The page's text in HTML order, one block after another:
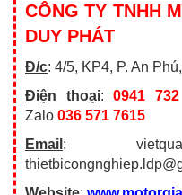
CÔNG TY TNHH
DUY PHÁT
Đ/c: 4/5, KP4, P. An
Điện thoại:0941
Zalo 036 571 7615
Email :